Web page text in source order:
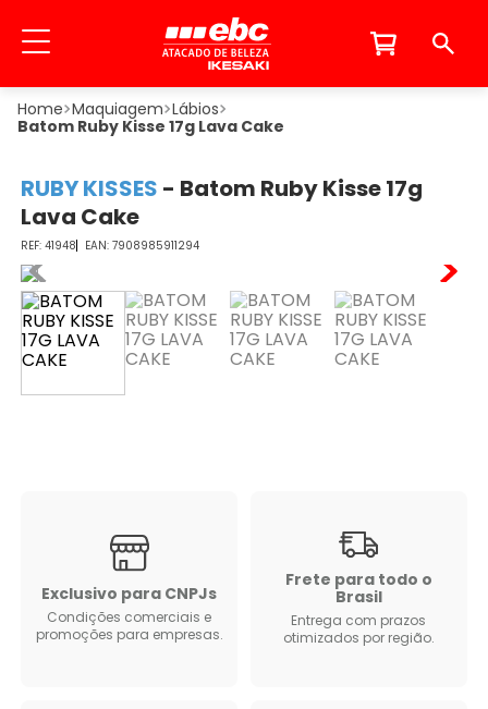
Maquiagem Lábios
Batom Ruby Kisse 17g Lava Cake
RUBY KISSES - Batom Ruby Kisse 17g
Lava Cake
41948 7908985911294
Exclusivo para CNPJs
Condições comerciais e
promoções para empresas.
Frete para todo o
Brasil
Entrega com prazos
otimizados por região.